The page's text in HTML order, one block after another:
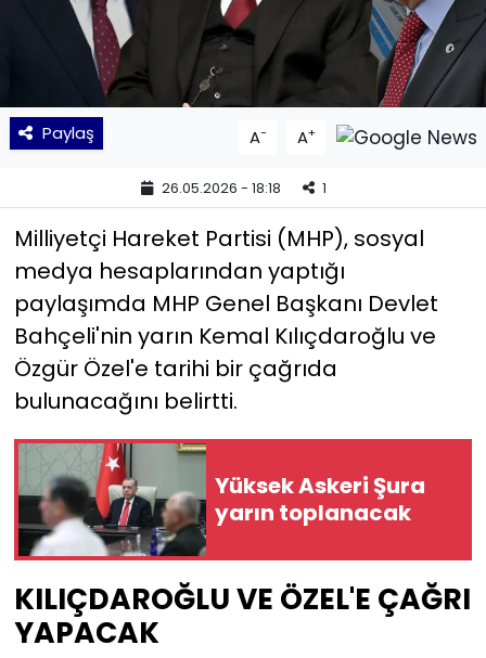
Paylaş A- A+
26.05.2026 - 18:18 1
Milliyetçi Hareket Partisi (MHP), sosyal
medya hesaplarından yaptığı
paylaşımda MHP Genel Başkanı Devlet
Bahçeli'nin yarın Kemal Kılıçdaroğlu ve
Özgür Özel'e tarihi bir çağrıda
bulunacağını belirtti.
Yüksek Askeri Şura
yarın toplanacak
KILIÇDAROĞLU VE ÖZEL'E ÇAĞRI
YAPACAK
POLİTİKA
SAĞLIK
Siyaset
TEKNOLOJİ
Yaşam
YEREL POLİTİKA
YEREL YÖNETİMLER
Yurt